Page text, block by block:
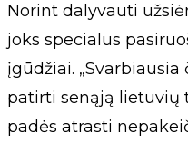
Norint dalyvauti
joks specialus
įgūdžiai.
patirti senąją lietuvių
padės atrasti